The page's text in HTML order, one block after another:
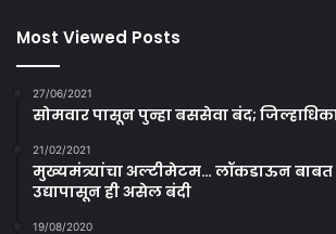
Most Viewed Posts
27/06/2021
सोमवार पासून पुन्हा बससेवा बंद;
21/02/2021
मुख्यमंत्र्यांचा अल्टीमेटम… लॉकडाऊन
उद्यापासून ही असेल बंदी
19/08/2020